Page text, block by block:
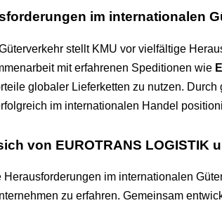
im internationalen
stellt KMU vor vielfältige
mit erfahrenen Speditionen wie
globaler Lieferketten zu nutzen.
im internationalen Handel
von EUROTRANS LOGISTIK
Herausforderungen im internationalen
zu erfahren. Gemeinsam